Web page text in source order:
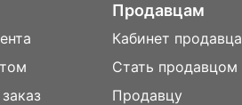
Продавцам
Кабинет продавца
Стать продавцом
Продавцу